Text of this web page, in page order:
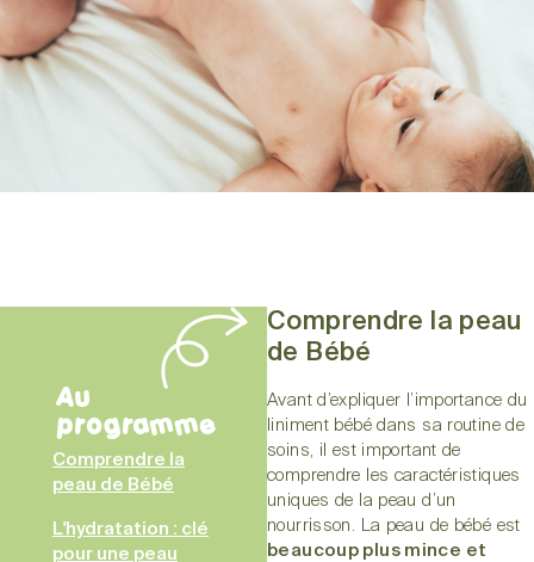
Au
programme
Comprendre la
peau de Bébé
L'hydratation : clé
pour une peau
Comprendre la peau
de Bébé
Avant d’expliquer l’importance du
liniment bébé dans sa routine de
soins, il est important de
comprendre les caractéristiques
uniques de la peau d’un
nourrisson. La peau de bébé est
beaucoup plus mince et